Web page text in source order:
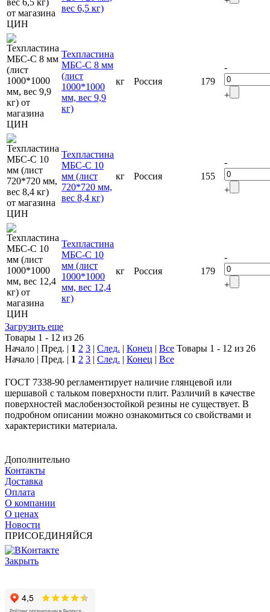
вес 6,5 кг)
Техпластина
МБС-C 8 мм
(лист
1000*1000
мм, вес 9,9
кг)
кг Россия 179
-
+
Техпластина
МБС-C 10
мм (лист
720*720 мм,
вес 8,4 кг)
кг Россия 155
-
+
Техпластина
МБС-C 10
мм (лист
1000*1000
мм, вес 12,4
кг)
кг Россия 179
-
+
Загрузить еще
Товары 1 - 12 из 26
Начало | Пред. | 1 2 3 | След. | Конец | Все Товары 1 - 12 из 26
Начало | Пред. | 1 2 3 | След. | Конец | Все
ГОСТ 7338-90 регламентирует наличие глянцевой или
шершавой с тальком поверхности плит. Различий в качестве
поверхностей маслобензостойкой резины не существует. В
подробном описании можно ознакомиться со свойствами и
характеристики материала.
Дополнительно
Контакты
Доставка
Оплата
О компании
О ценах
Новости
ПРИСОЕДИНЯЙСЯ
Закрыть